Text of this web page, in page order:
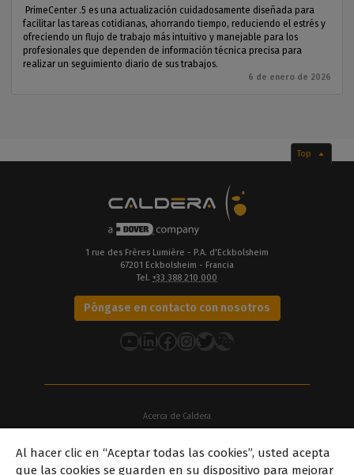
PrimeCenter .5 es una actualización cuidadosamente diseñada para
facilitar las tareas cotidianas, ahorrando tiempo, reduciendo el estrés y
ofreciendo un flujo de trabajo más intuitivo y manejable para los
profesionales que dependen de información técnica precisa para
realizar un seguimiento diario de sus trabajos.
6 de enero de 2026
Top
1 rue des Frères Lumière - P.A. d'Eckbolsheim
67201 Eckbolsheim - Francia
Tel. +33 388 210 000
Póngase en contacto con nosotros
YouTube
LinkedIn
Facebook
Instagram
Twitter
Acerca de Caldera
Acerca de Dover
Al hacer clic en “Aceptar todas las cookies”, usted acepta
que las cookies se guarden en su dispositivo para mejorar